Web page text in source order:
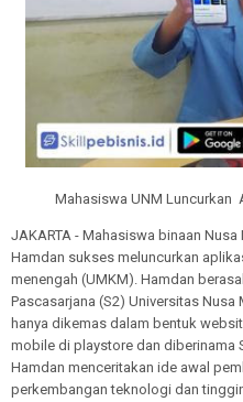
Mahasiswa UNM Luncurkan
JAKARTA - Mahasiswa binaan
Hamdan sukses meluncurkan
menengah (UMKM). Hamdan
Pascasarjana (S2) Universitas Nusa
hanya dikemas dalam bentuk
mobile di playstore dan diberinama
Hamdan menceritakan ide awal
perkembangan teknologi dan